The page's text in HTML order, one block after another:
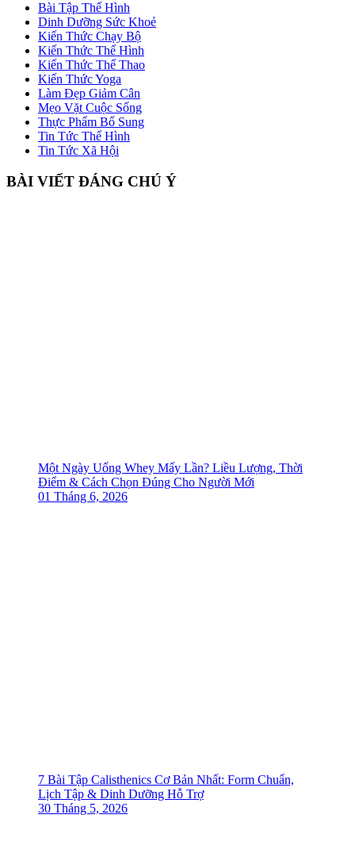
Bài Tập Thể Hình
Dinh Dưỡng Sức Khoẻ
Kiến Thức Chạy Bộ
Kiến Thức Thể Hình
Kiến Thức Thể Thao
Kiến Thức Yoga
Làm Đẹp Giảm Cân
Mẹo Vặt Cuộc Sống
Thực Phẩm Bổ Sung
Tin Tức Thể Hình
Tin Tức Xã Hội
BÀI VIẾT ĐÁNG CHÚ Ý
Một Ngày Uống Whey Mấy Lần? Liều Lượng, Thời
Điểm & Cách Chọn Đúng Cho Người Mới
01 Tháng 6, 2026
7 Bài Tập Calisthenics Cơ Bản Nhất: Form Chuẩn,
Lịch Tập & Dinh Dưỡng Hỗ Trợ
30 Tháng 5, 2026